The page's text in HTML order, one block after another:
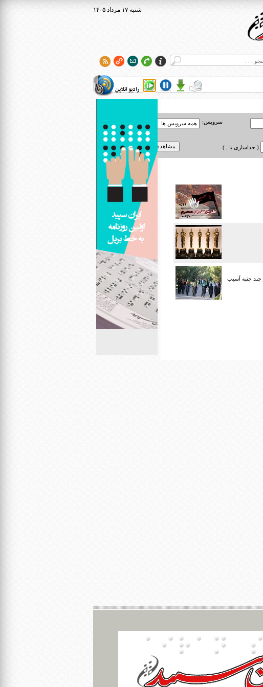
۱۴۰۵ شنبه ۱۷ مرداد
رادیو آنلاین
سرویس:
( جداسازی با , )
چند جنبه آسیب